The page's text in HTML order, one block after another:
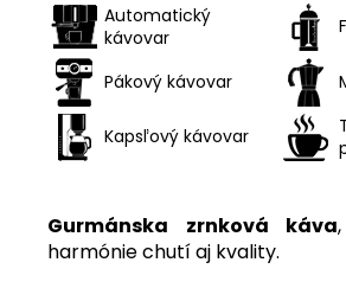
Automatický
kávovar
Pákový kávovar
Kapsľový kávovar
Gurmánska zrnková káva
harmónie chutí aj kvality.